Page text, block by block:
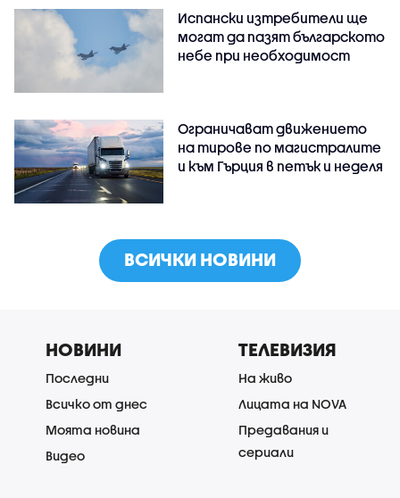
Испански изтребители ще
могат да пазят българското
небе при необходимост
Ограничават движението
на тирове по магистралите
и към Гърция в петък и неделя
ВСИЧКИ НОВИНИ
НОВИНИ
Последни
Всичко от днес
Моята новина
Видео
ТЕЛЕВИЗИЯ
На живо
Лицата на NOVA
Предавания и
сериали